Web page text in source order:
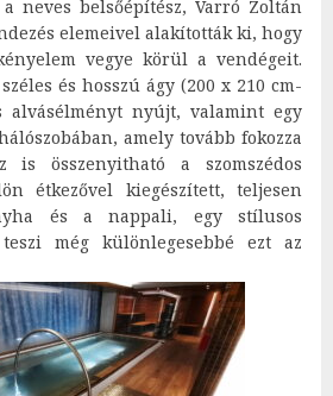
neves belsőépítész, Varró Zoltán
elemeivel alakították ki, hogy
vegye körül a vendégeit.
és hosszú ágy (200 x 210 cm-
alvásélményt nyújt, valamint egy
amely tovább fokozza
is összenyitható a szomszédos
étkezővel kiegészített, teljesen
és a nappali, egy stílusos
még különlegesebbé ezt az